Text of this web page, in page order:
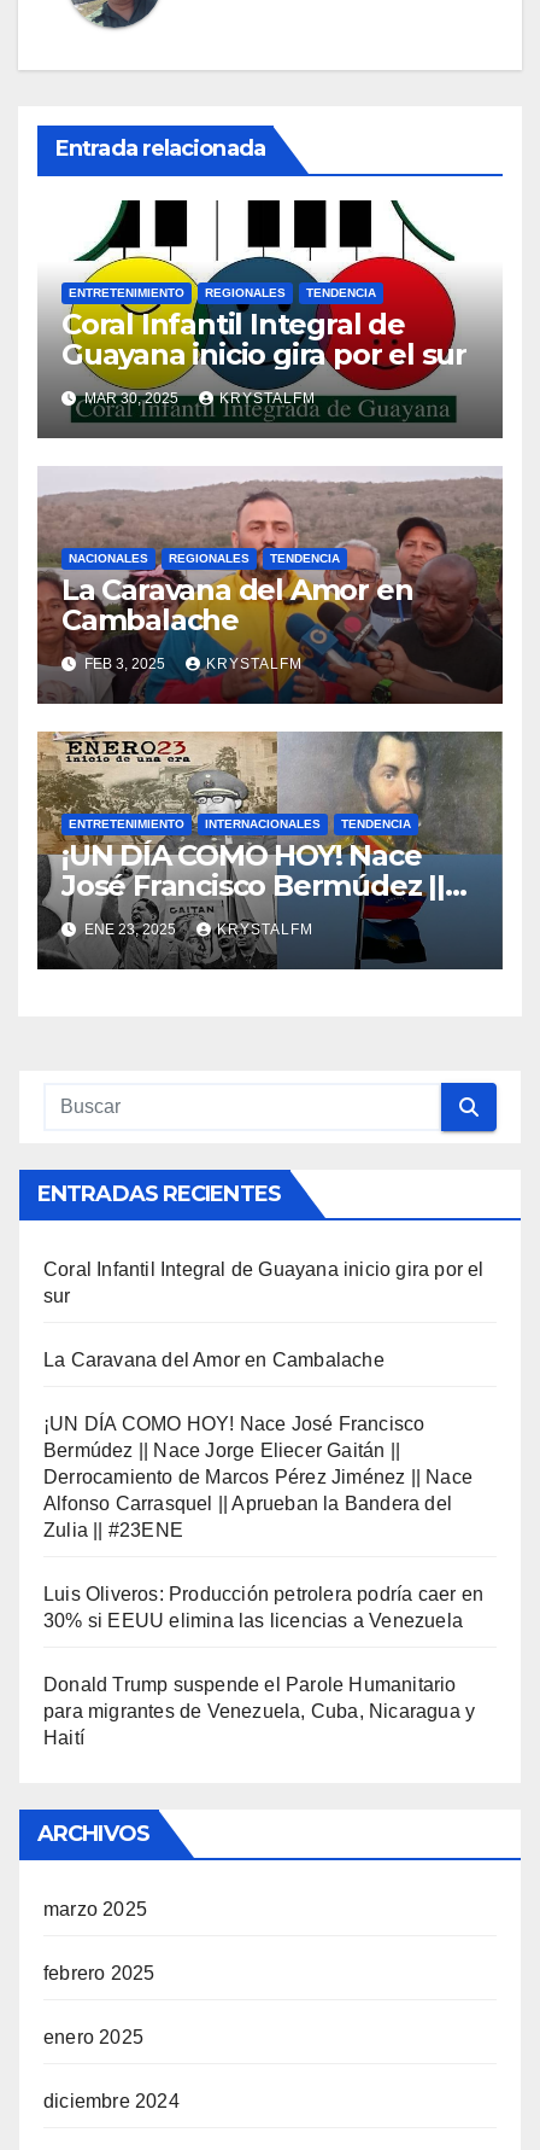
Entrada relacionada
ENTRETENIMIENTO REGIONALES TENDENCIA
Coral Infantil Integral de
Guayana inicio gira por el sur
MAR 30, 2025 KRYSTALFM
NACIONALES REGIONALES TENDENCIA
La Caravana del Amor en
Cambalache
FEB 3, 2025 KRYSTALFM
ENTRETENIMIENTO INTERNACIONALES TENDENCIA
¡UN DÍA COMO HOY! Nace
José Francisco Bermúdez ||
Nace Jorge Eliecer Gaitán ||
Derrocamiento de Marcos
Pérez Jiménez || Nace
ENE 23, 2025 KRYSTALFM
ENTRADAS RECIENTES
Coral Infantil Integral de Guayana inicio gira por el
sur
La Caravana del Amor en Cambalache
¡UN DÍA COMO HOY! Nace José Francisco
Bermúdez || Nace Jorge Eliecer Gaitán ||
Derrocamiento de Marcos Pérez Jiménez || Nace
Alfonso Carrasquel || Aprueban la Bandera del
Zulia || #23ENE
Luis Oliveros: Producción petrolera podría caer en
30% si EEUU elimina las licencias a Venezuela
Donald Trump suspende el Parole Humanitario
para migrantes de Venezuela, Cuba, Nicaragua y
Haití
ARCHIVOS
marzo 2025
febrero 2025
enero 2025
diciembre 2024